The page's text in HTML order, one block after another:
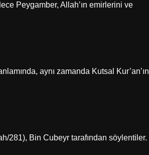
Peygamber, Allah’ın emirlerini ve
aynı zamanda Kutsal Kur’an’ın
281), Bin Cubeyr tarafından söylentiler.